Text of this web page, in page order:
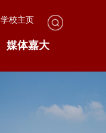
学校主页
媒体嘉大